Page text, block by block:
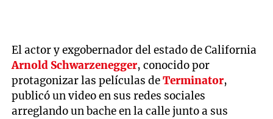
El actor y exgobernador del estado de California
Arnold Schwarzenegger, conocido por
protagonizar las películas deTerminator,
publicó un video en sus redes sociales
arreglando un bache en la calle junto a sus